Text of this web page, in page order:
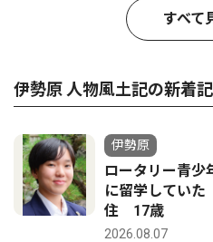
すべて
伊勢原 人物風土記の新着
伊勢原
ロータリー青少
に留学してい
住 17歳
2026.08.07